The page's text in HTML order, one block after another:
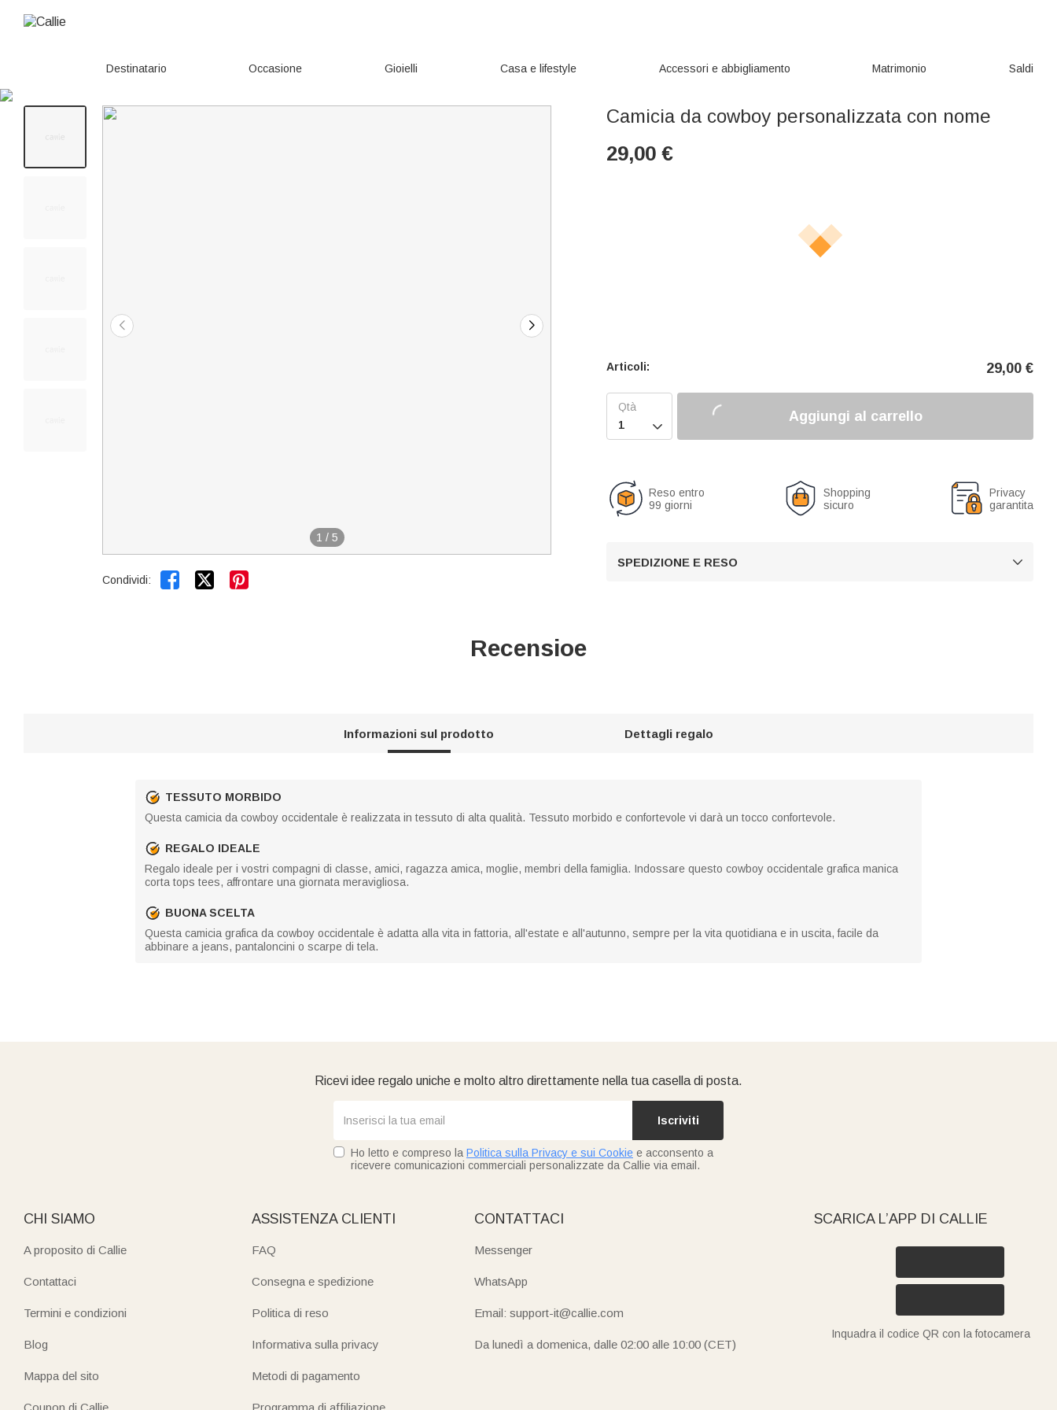
Destinatario Occasione Gioielli Casa e lifestyle Accessori e abbigliamento Matrimonio Saldi
1 / 5
Condividi:  
Camicia da cowboy personalizzata con nome
29,00 €
Articoli: 29,00 €

Aggiungi al carrello
Reso entro
99 giorni
Shopping
sicuro
Privacy
garantita
SPEDIZIONE E RESO 
Recensioe
Informazioni sul prodotto Dettagli regalo
TESSUTO MORBIDO
Questa camicia da cowboy occidentale è realizzata in tessuto di alta qualità. Tessuto morbido e confortevole vi darà un tocco confortevole.
REGALO IDEALE
Regalo ideale per i vostri compagni di classe, amici, ragazza amica, moglie, membri della famiglia. Indossare questo cowboy occidentale grafica manica
corta tops tees, affrontare una giornata meravigliosa.
BUONA SCELTA
Questa camicia grafica da cowboy occidentale è adatta alla vita in fattoria, all'estate e all'autunno, sempre per la vita quotidiana e in uscita, facile da
abbinare a jeans, pantaloncini o scarpe di tela.
Ricevi idee regalo uniche e molto altro direttamente nella tua casella di posta.
Iscriviti
Ho letto e compreso la Politica sulla Privacy e sui Cookie e acconsento a
ricevere comunicazioni commerciali personalizzate da Callie via email.
CHI SIAMO
A proposito di Callie
Contattaci
Termini e condizioni
Blog
Mappa del sito
ASSISTENZA CLIENTI
FAQ
Consegna e spedizione
Politica di reso
Informativa sulla privacy
Metodi di pagamento
CONTATTACI
Messenger
WhatsApp
Email: support-it@callie.com
Da lunedì a domenica, dalle 02:00 alle 10:00 (CET)
SCARICA L’APP DI CALLIE
Inquadra il codice QR con la fotocamera